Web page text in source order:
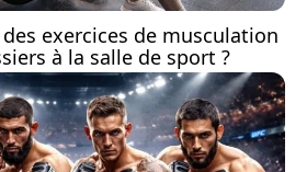
exercices de musculation
à la salle de sport ?